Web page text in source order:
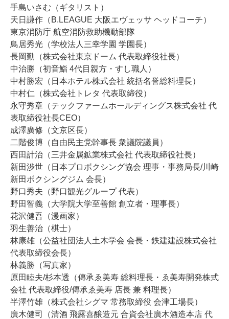
手島いさむ（ギタリスト）
天日謙作（B.LEAGUE 大阪エヴェッサ ヘッドコーチ）
東京消防庁 航空消防救助機動部隊
鳥居秀光（学校法人三幸学園 学園長）
長岡勤（株式会社東京ドーム 代表取締役社長）
中治勝（初音鮨 4代目親方・すし職人）
中村勝宏（日本ホテル株式会社 統括名誉総料理長）
中村仁（株式会社トレタ 代表取締役）
永守秀章（テックファームホールディングス株式会社 代
表取締役社長CEO）
成澤廣修（文京区長）
二階俊博（自由民主党幹事長 衆議院議員）
西田計治（三井金属鉱業株式会社 代表取締役社長）
新田渉世（日本プロボクシング協会 理事・事務局長/川崎
新田ボクシングジム 会長）
野口秀夫（野口観光グループ 代表）
野田智義（大学院大学至善館 創立者・理事長）
花沢健吾（漫画家）
羽生善治（棋士）
林康雄（公益社団法人土木学会 会長・鉄建建設株式会社
代表取締役会長）
林義勝（写真家）
原田睦夫/杉本透（傳承ゑ美寿 総料理長・ゑ美寿開発株式
会社 代表取締役/傳承ゑ美寿 店長 兼 料理長）
半澤竹雄（株式会社シグマ 常務取締役 会津工場長）
廣木健司（清酒 飛露喜醸造元 合資会社廣木酒造本店 代